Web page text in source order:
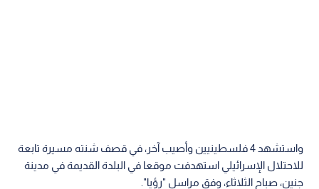
واستشهد 4 فلسطينيين وأصيب آخر، في قصف شنته مسيرة تابعة
للاحتلال الإسرائيلي استهدفت موقعا في البلدة القديمة في مدينة
جنين، صباح الثلاثاء، وفق مراسل "رؤيا".